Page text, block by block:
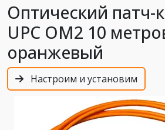
Оптический патч-
UPC OM2 10
оранжевый
Настроим и установим